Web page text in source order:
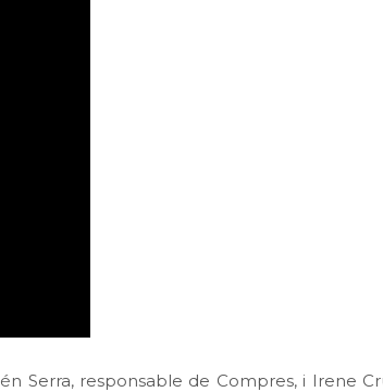
Serra, responsable de Compres, i Irene